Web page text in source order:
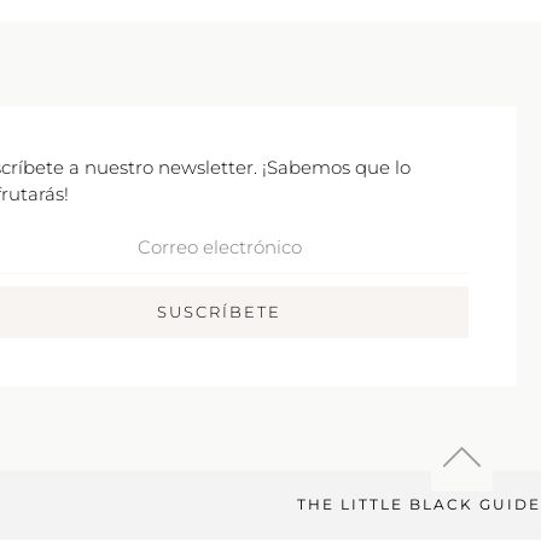
a nuestro newsletter. ¡Sabemos que lo
SUSCRÍBETE
THE LITTLE BLACK GUIDE